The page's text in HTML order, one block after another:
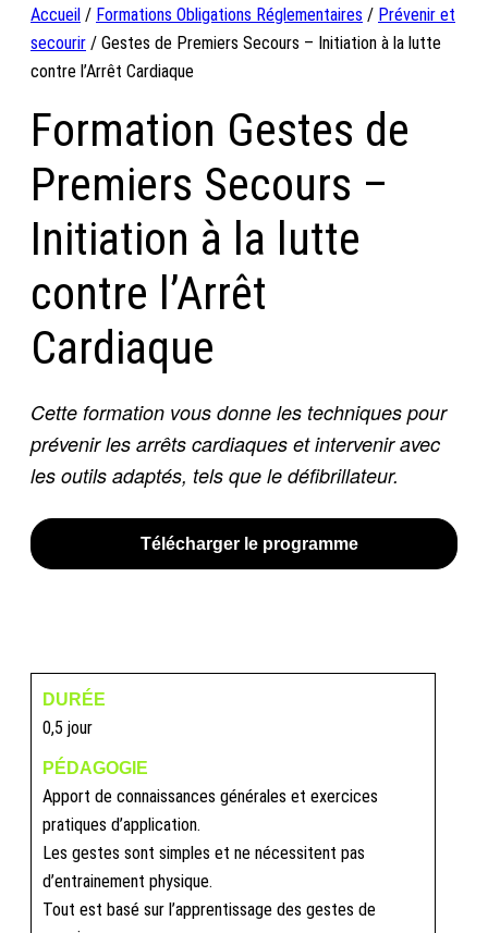
Accueil / Formations Obligations Réglementaires / Prévenir et
secourir / Gestes de Premiers Secours – Initiation à la lutte
contre l’Arrêt Cardiaque
Formation Gestes de
Premiers Secours –
Initiation à la lutte
contre l’Arrêt
Cardiaque
Cette formation vous donne les techniques pour
prévenir les arrêts cardiaques et intervenir avec
les outils adaptés, tels que le défibrillateur.
Télécharger le programme
DURÉE
0,5 jour
PÉDAGOGIE
Apport de connaissances générales et exercices
pratiques d’application.
Les gestes sont simples et ne nécessitent pas
d’entrainement physique.
Tout est basé sur l’apprentissage des gestes de